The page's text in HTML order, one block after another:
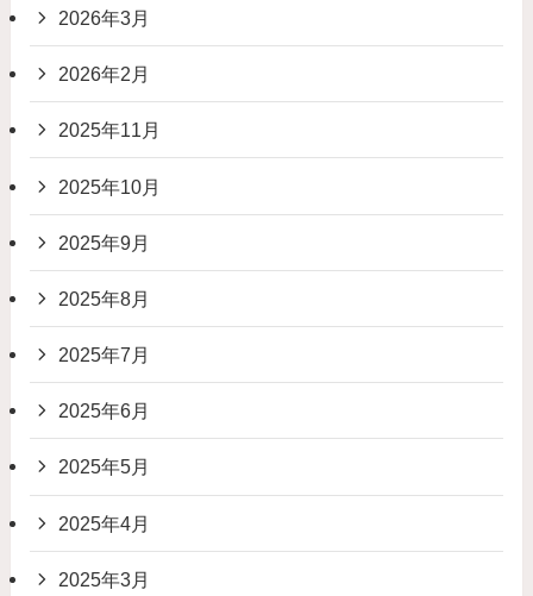
2026年3月
2026年2月
2025年11月
2025年10月
2025年9月
2025年8月
2025年7月
2025年6月
2025年5月
2025年4月
2025年3月